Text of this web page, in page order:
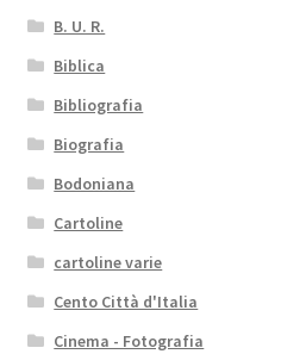
B. U. R.
Biblica
Bibliografia
Biografia
Bodoniana
Cartoline
cartoline varie
Cento Città d'Italia
Cinema - Fotografia